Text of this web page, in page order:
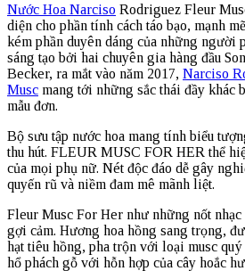
Nước Hoa Narciso Rodriguez Fleur
diện cho phần tính cách táo bạo, mạnh
kém phần duyên dáng của những người
sáng tạo bởi hai chuyên gia hàng đầu
Becker, ra mắt vào năm 2017, Narciso
Musc mang tới những sắc thái đầy khác
mẫu đơn.
Bộ sưu tập nước hoa mang tính biểu
thu hút. FLEUR MUSC FOR HER thể
của mọi phụ nữ. Nét độc đáo dễ gây
quyến rũ và niềm đam mê mãnh liệt.
Fleur Musc For Her như những nốt
gợi cảm. Hương hoa hồng sang trọng,
hạt tiêu hồng, pha trộn với loại musc
hổ phách gỗ với hỗn hợp của cây hoắc